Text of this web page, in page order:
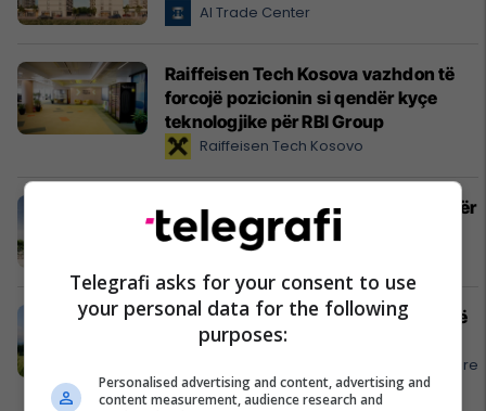
Al Trade Center
Raiffeisen Tech Kosova vazhdon të
forcojë pozicionin si qendër kyçe
teknologjike për RBI Group
Raiffeisen Tech Kosovo
Kur vjen pranvera, vjen edhe ideja për
të investuar ndryshe - Holiday In 2
Edil Project
Përgaditja që ta bën çdo udhëtim më
të qetë
APR - Asistencë E Përgjithshme Rrugore
Telegrafi asks for your consent to use
your personal data for the following
purposes:
Personalised advertising and content, advertising and
content measurement, audience research and